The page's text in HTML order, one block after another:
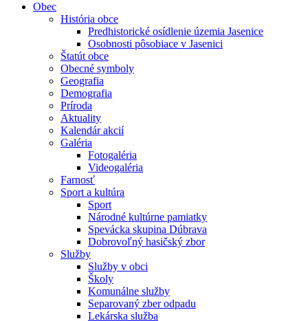
Obec
História obce
Predhistorické osídlenie územia Jasenice
Osobnosti pôsobiace v Jasenici
Štatút obce
Obecné symboly
Geografia
Demografia
Príroda
Aktuality
Kalendár akcií
Galéria
Fotogaléria
Videogaléria
Farnosť
Sport a kultúra
Sport
Národné kultúrne pamiatky
Spevácka skupina Dúbrava
Dobrovoľný hasičský zbor
Služby
Služby v obci
Školy
Komunálne služby
Separovaný zber odpadu
Lekárska služba